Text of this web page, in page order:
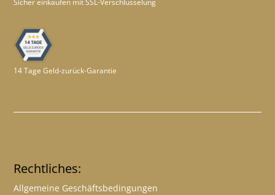
Sicher einkaufen mit SSL-Verschlüsselung
14 Tage Geld-zurück-Garantie
Rechtliches:
Allgemeine Geschäftsbedingungen